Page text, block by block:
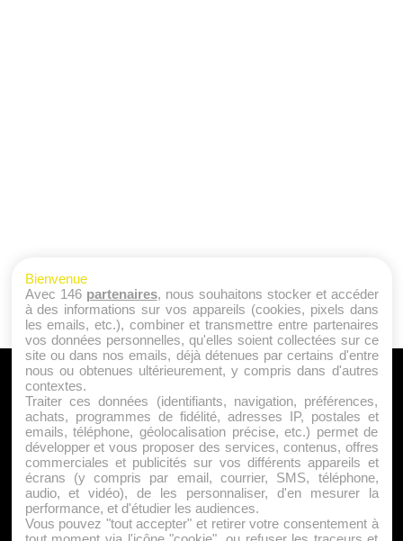
A PROPOS
Qui sommes nous ?
Mentions Légales
Publicité
Politique de Cookies
Contact
Bienvenue
Avec 146 partenaires, nous souhaitons stocker et accéder
à des informations sur vos appareils (cookies, pixels dans
les emails, etc.), combiner et transmettre entre partenaires
vos données personnelles, qu'elles soient collectées sur ce
site ou dans nos emails, déjà détenues par certains d'entre
nous ou obtenues ultérieurement, y compris dans d'autres
contextes.
Traiter ces données (identifiants, navigation, préférences,
achats, programmes de fidélité, adresses IP, postales et
emails, téléphone, géolocalisation précise, etc.) permet de
développer et vous proposer des services, contenus, offres
commerciales et publicités sur vos différents appareils et
écrans (y compris par email, courrier, SMS, téléphone,
audio, et vidéo), de les personnaliser, d'en mesurer la
performance, et d'étudier les audiences.
Vous pouvez "tout accepter" et retirer votre consentement à